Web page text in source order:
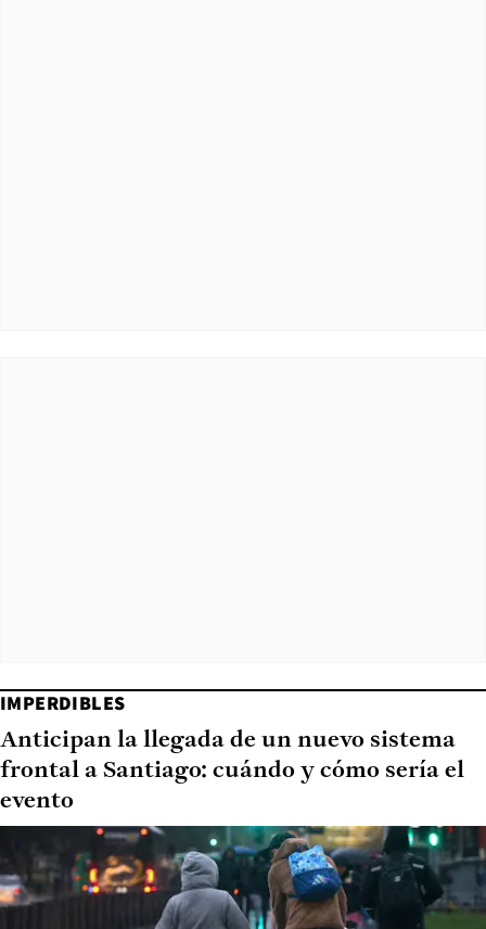
IMPERDIBLES
Anticipan la llegada de un nuevo sistema
frontal a Santiago: cuándo y cómo sería el
evento